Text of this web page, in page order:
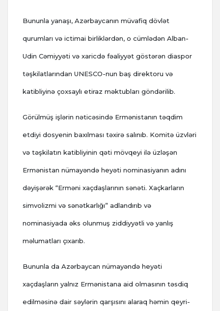
Bununla yanaşı, Azərbaycanın müvafiq dövlət
qurumları və ictimai birliklərdən, o cümlədən Alban-
Udin Cəmiyyəti və xaricdə fəaliyyət göstərən diaspor
təşkilatlarından UNESCO-nun baş direktoru və
katibliyinə çoxsaylı etiraz məktubları göndərilib.
Görülmüş işlərin nəticəsində Ermənistanın təqdim
etdiyi dosyenin baxılması təxirə salınıb. Komitə üzvləri
və təşkilatın katibliyinin qəti mövqeyi ilə üzləşən
Ermənistan nümayəndə heyəti nominasiyanın adını
dəyişərək “Erməni xaçdaşlarının sənəti. Xaçkarların
simvolizmi və sənətkarlığı” adlandırıb və
nominasiyada əks olunmuş ziddiyyətli və yanlış
məlumatları çıxarıb.
Bununla da Azərbaycan nümayəndə heyəti
xaçdaşların yalnız Ermənistana aid olmasının təsdiq
edilməsinə dair səylərin qarşısını alaraq həmin qeyri-